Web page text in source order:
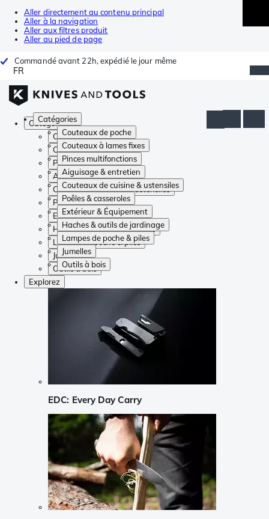
Aller directement au contenu principal
Aller à la navigation
Aller aux filtres produit
Aller au pied de page
Commandé avant 22h, expédié le jour même
FR
Catégories
Couteaux de poche
Couteaux à lames fixes
Pinces multifonctions
Aiguisage & entretien
Couteaux de cuisine & ustensiles
Poêles & casseroles
Extérieur & Équipement
Haches & outils de jardinage
Lampes de poche & piles
Jumelles
Outils à bois
Catégories
Couteaux de poche
Couteaux à lames fixes
Pinces multifonctions
Aiguisage & entretien
Couteaux de cuisine & ustensiles
Poêles & casseroles
Extérieur & Équipement
Haches & outils de jardinage
Lampes de poche & piles
Jumelles
Outils à bois
Explorez
EDC: Every Day Carry